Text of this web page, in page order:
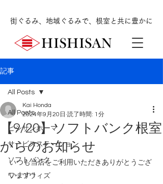
街ぐるみ、地域ぐるみで、根室と共に豊かに
記事
All Posts
ヒシサンホーマ
サービスステーション
ソフトバンク
ワッツウィズ
All Posts
【9/20】ソフトバンク根室
からのお知らせ
Kai Honda
2024年9月20日 読了時間: 1分
いつも当店をご利用いただきありがとうござ
います！